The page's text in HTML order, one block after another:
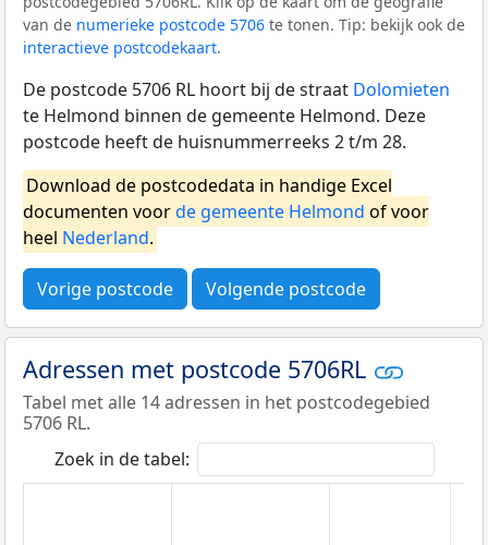
van de numerieke postcode 5706 te tonen. Tip: bekijk ook de
interactieve postcodekaart.
De postcode 5706 RL hoort bij de straat Dolomieten
te Helmond binnen de gemeente Helmond. Deze
postcode heeft de huisnummerreeks 2 t/m 28.
Download de postcodedata in handige Excel
documenten voorde gemeente Helmond of voor
heel Nederland.
Vorige postcode Volgende postcode
Adressen met postcode 5706RL
Tabel met alle 14 adressen in het postcodegebied
5706 RL.
Zoek in de tabel: